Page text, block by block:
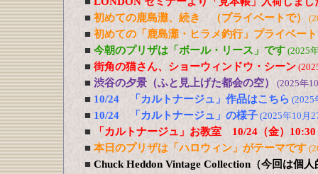
■ 初めての鹿島灘、続き （プライベートで）
■ 初めての「鹿島灘・ヒラメ釣行」プライベー
■ 今朝のプリザは「ボール・リース」です (2025
■ 街角の猫さん、ショーウィンドウ・シーン
■ 渋谷の夕景（ふと見上げた都会の空） (2025年
■ 10/24 「カルトナージュ」作品はこちら (2025
■ 10/24 「カルトナージュ」の様子 (2025年10月
■
「カルトナージュ」お教室 10/24（金）10:30
■ 本日のプリザは「ハロウィン」がテーマです
■ Chuck Heddon Vintage Collection（今回は個